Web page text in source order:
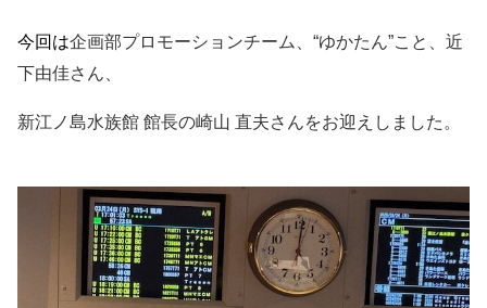
今回は企画部プロモーションチーム、“ゆかたん”こと、 近
下由佳さん、
新江ノ島水族館 館長の崎山 直夫さんをお迎えしました。